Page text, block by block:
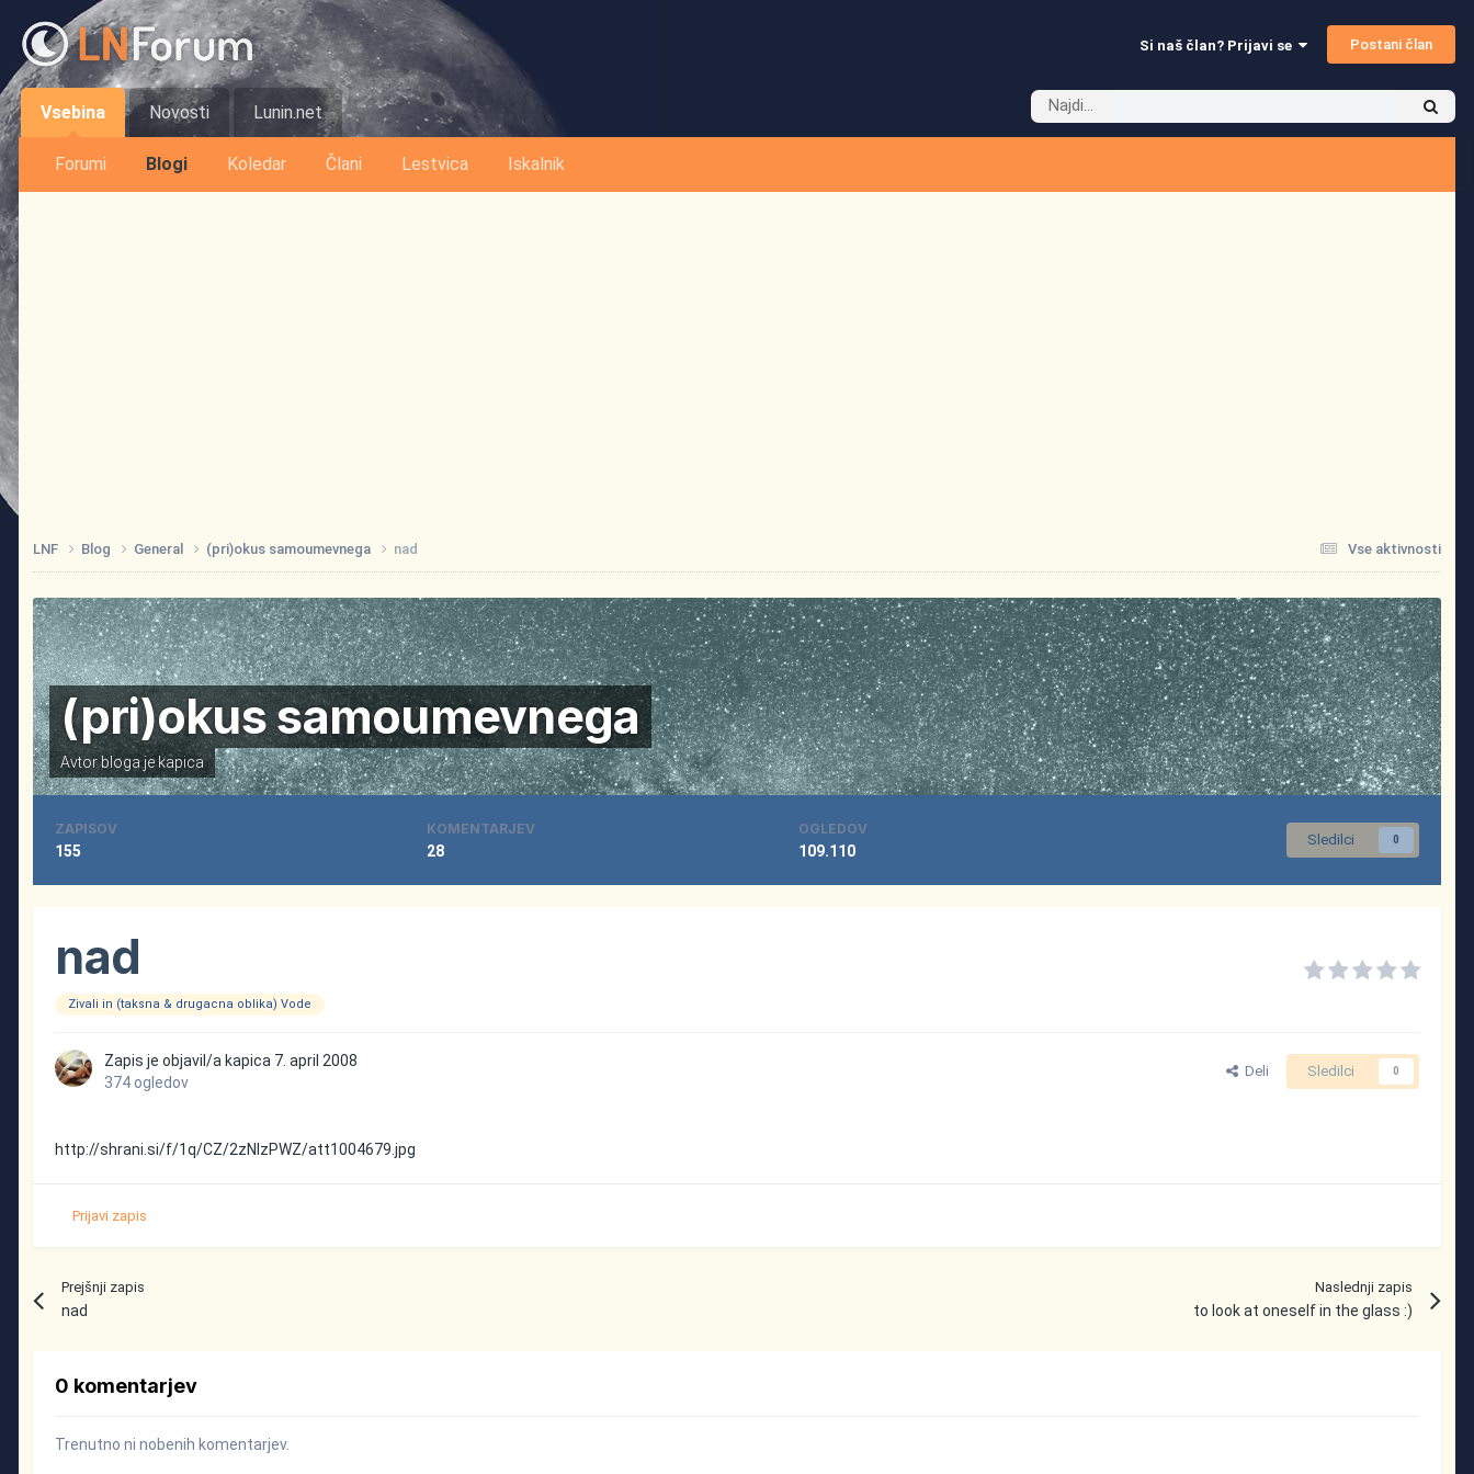
Si naš član? Prijavi se Postani član
Vsebina
Forumi Blogi Koledar Člani Lestvica Iskalnik
Novosti Lunin.net
Vse aktivnosti
LNF Blog General (pri)okus samoumevnega nad
(pri)okus samoumevnega
Avtor bloga je kapica
Sledilci 0
ZAPISOV
155
KOMENTARJEV
28
OGLEDOV
109.110
nad
Zivali in (taksna & drugacna oblika) Vode
Zapis je objavil/a kapica 7. april 2008
374 ogledov
Deli Sledilci 0
http://shrani.si/f/1q/CZ/2zNlzPWZ/att1004679.jpg
Prijavi zapis
Prejšnji zapis
nad
Naslednji zapis
to look at oneself in the glass :)
0 komentarjev
Trenutno ni nobenih komentarjev.